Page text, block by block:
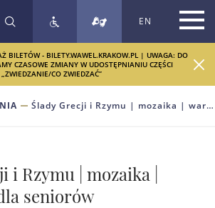
SZUKAJ EN
BILETÓW - BILETY.WAWEL.KRAKOW.PL | UWAGA: DO
CZASOWE ZMIANY W UDOSTĘPNIANIU CZĘŚCI
„ZWIEDZANIE/CO ZWIEDZAĆ”
Ślady Grecji i Rzymu | mozaika | warsztaty dla seniorów
i Rzymu | mozaika |
seniorów